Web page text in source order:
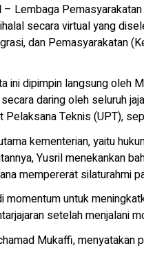
– Lembaga
secara virtual yang
dan Pemasyarakatan
ini dipimpin langsung oleh
daring oleh seluruh
Pelaksana Teknis (UPT),
kementerian, yaitu
Yusril menekankan
mempererat silaturahmi
momentum untuk
setelah menjalani
Mukaffi, menyatakan